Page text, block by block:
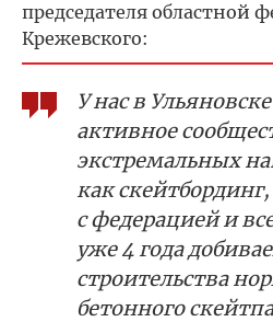
председателя областной
Крежевского:
У нас в
активное
экстремальных
как
с федерацией и
уже 4 года
строительства
бетонного